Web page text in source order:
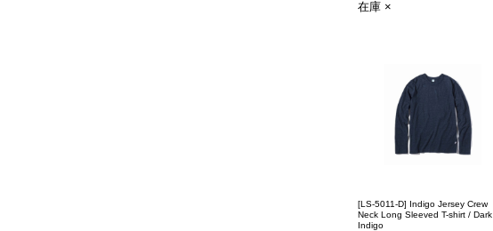
在庫 ×
[LS-5011-D] Indigo Jersey Crew
Neck Long Sleeved T-shirt / Dark
Indigo